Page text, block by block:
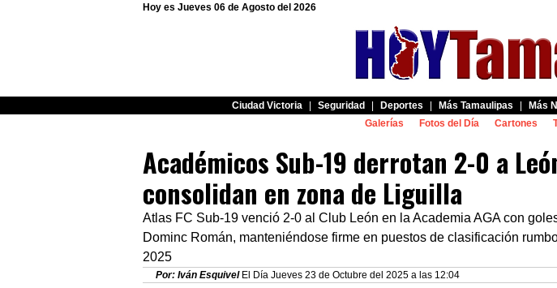
Hoy es Jueves 06 de Agosto del 2026
Ciudad Victoria Seguridad Deportes Más Tamaulipas Más
Galerías
Fotos del Día Cartones
Académicos Sub-19 derrotan 2-0 a
consolidan en zona de Liguilla
Atlas FC Sub-19 venció 2-0 al Club León en la Academia AGA con
Dominc Román, manteniéndose firme en puestos de clasificación
2025
Por: Iván EsquivelEl Día Jueves 23 de Octubre del 2025 a las 12:04